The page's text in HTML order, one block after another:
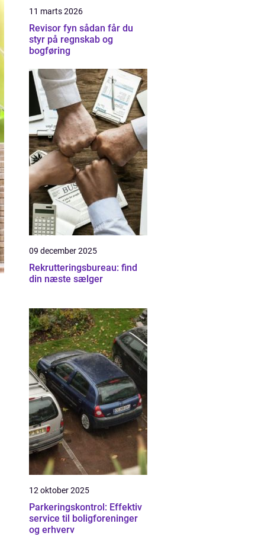
11 marts 2026
Revisor fyn sådan får du
styr på regnskab og
bogføring
09 december 2025
Rekrutteringsbureau: find
din næste sælger
12 oktober 2025
Parkeringskontrol: Effektiv
service til boligforeninger
og erhverv